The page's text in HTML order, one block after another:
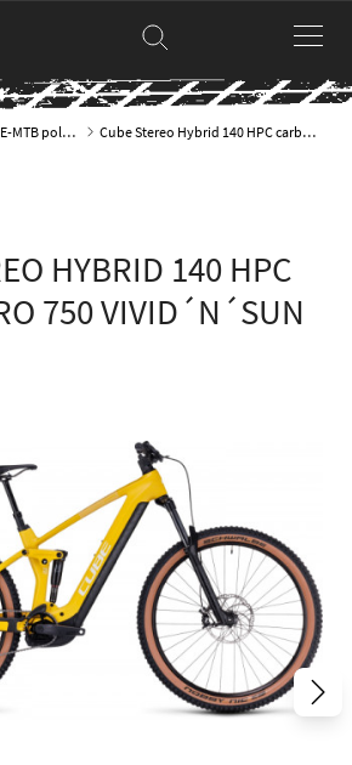
E-MTB polnovzmetena Cube Stereo Hybrid 140 HPC carbon Pro 750 vivid´n´sun kolo
HYBRID 140 HPC
750 VIVID´N´SUN